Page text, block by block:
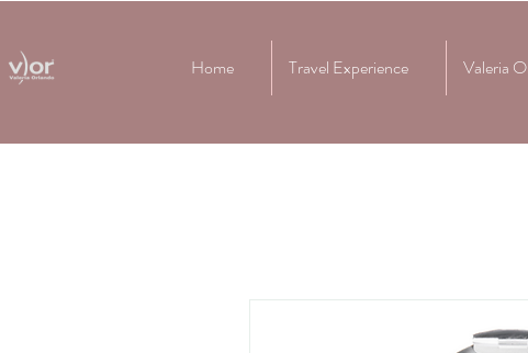
Home Travel Experience Valeria